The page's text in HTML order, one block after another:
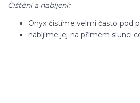
Čištění a nabíjení:
Onyx čistíme velmi často pod
nabíjíme jej na přímém slunci